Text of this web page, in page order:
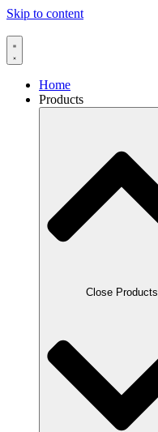
Skip to content
Home
Products
Close Products